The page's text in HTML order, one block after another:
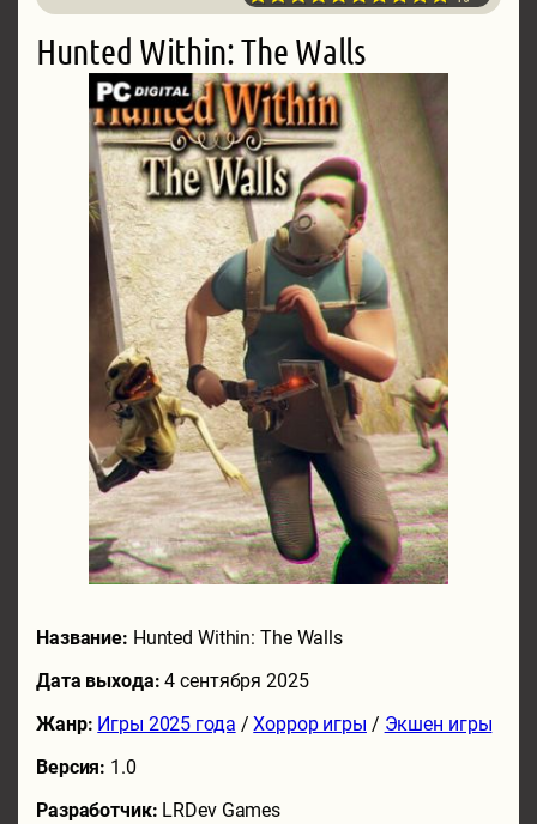
Hunted Within: The Walls
Название: Hunted Within: The Walls
Дата выхода:4 сентября 2025
Жанр: Игры 2025 года /Хоррор игры / Экшен игры
Версия: 1.0
Разработчик: LRDev Games